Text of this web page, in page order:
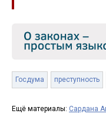
Госдума преступность
Ещё материалы: Сардана